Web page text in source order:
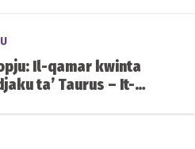
Il-qamar kwinta
ta’ Taurus – It-